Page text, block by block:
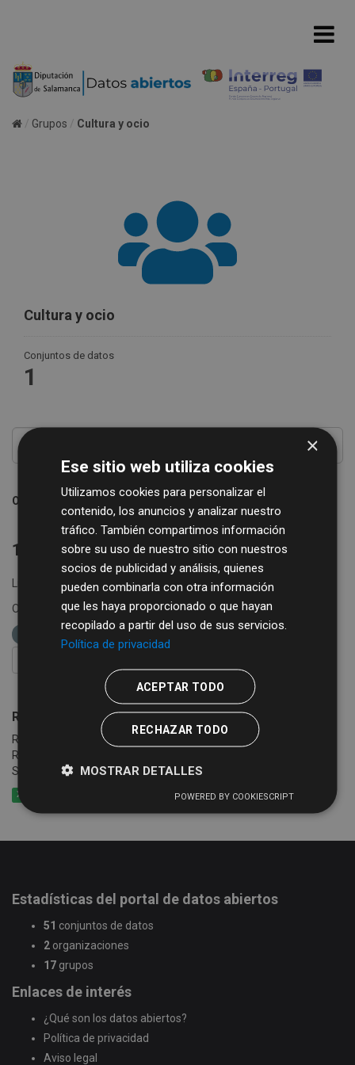
Grupos Cultura y ocio
Cultura y ocio
Conjuntos de datos
1
Ordenar por
1 conjunto de datos encontrado
Licencias:
Creative Commons Attribution 4.0
Organizaciones:
Diputación de Salamanca
Grupos:
etiquetas:
Registro Turístico de la Provincia de Salamanca
Relación e información de establecimientos registrados en el
Registro Turístico de la Junta de Castilla y León de la Provincia de
Salamanca
XLSX
Estadísticas del portal de datos abiertos
51 conjuntos de datos
2 organizaciones
17 grupos
Enlaces de interés
¿Qué son los datos abiertos?
Política de privacidad
Aviso legal
×
Ese sitio web utiliza cookies
Utilizamos cookies para personalizar el
contenido, los anuncios y analizar nuestro
tráfico. También compartimos información
sobre su uso de nuestro sitio con nuestros
socios de publicidad y análisis, quienes
pueden combinarla con otra información
que les haya proporcionado o que hayan
recopilado a partir del uso de sus servicios.
Política de privacidad
ACEPTAR TODO
RECHAZAR TODO
MOSTRAR DETALLES
POWERED BY COOKIESCRIPT